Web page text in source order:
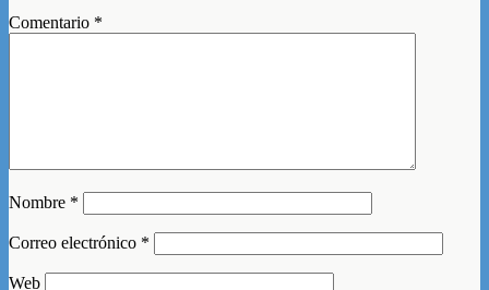
Comentario *
Nombre *
Correo electrónico *
Web